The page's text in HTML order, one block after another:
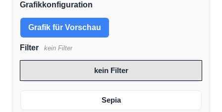
Grafikkonfiguration
Grafik für Vorschau
Filter kein Filter
kein Filter
Sepia